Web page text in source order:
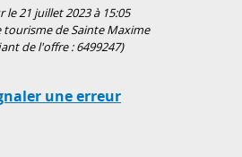
le 21 juillet 2023 à 15:05
tourisme de Sainte Maxime
de l'offre :6499247)
une erreur